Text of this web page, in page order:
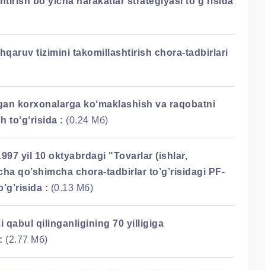
tizimini takomillashtirish chora-tadbirlari
korxonalarga ko‘maklashish va raqobatni
to‘g‘risida : (0.24 Мб)
yil 10 oktyabrdagi "Tovarlar (ishlar,
qo’shimcha chora-tadbirlar to’g’risidagi PF-
: (0.13 Мб)
qabul qilinganligining 70 yilligiga
(2.77 Мб)